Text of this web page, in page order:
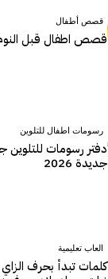
قصص أطفال
قصص اطفال قبل النوم
رسومات اطفال للتلوين
جديدة 2026
العاب تعليمية
كلمات تبدأ بحرف